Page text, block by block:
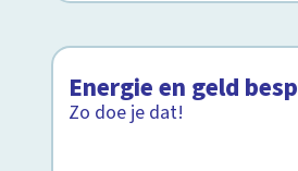
Energie en geld
Zo doe je dat!